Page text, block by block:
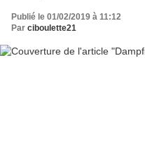
Publié le 01/02/2019 à 11:12
Par ciboulette21